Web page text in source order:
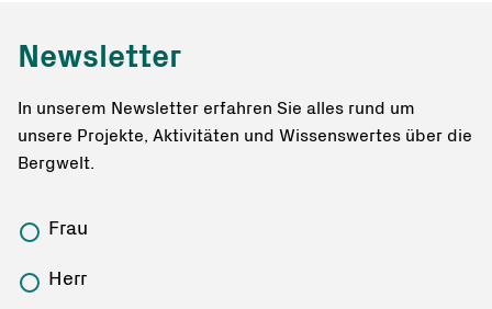
Newsletter
In unserem Newsletter erfahren Sie alles rund um
unsere Projekte, Aktivitäten und Wissenswertes über die
Bergwelt.
Frau
Herr